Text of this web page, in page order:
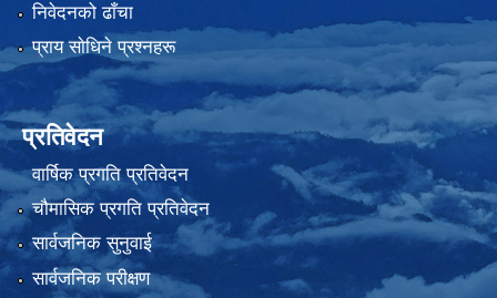
निवेदनको ढाँचा
प्राय साेधिने प्रश्नहरू
प्रतिवेदन
वार्षिक प्रगति प्रतिवेदन
चौमासिक प्रगति प्रतिवेदन
सार्वजनिक सुनुवाई
सार्वजनिक परीक्षण